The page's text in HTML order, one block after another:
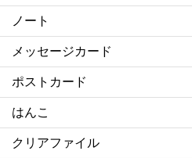
ノート
メッセージカード
ポストカード
はんこ
クリアファイル